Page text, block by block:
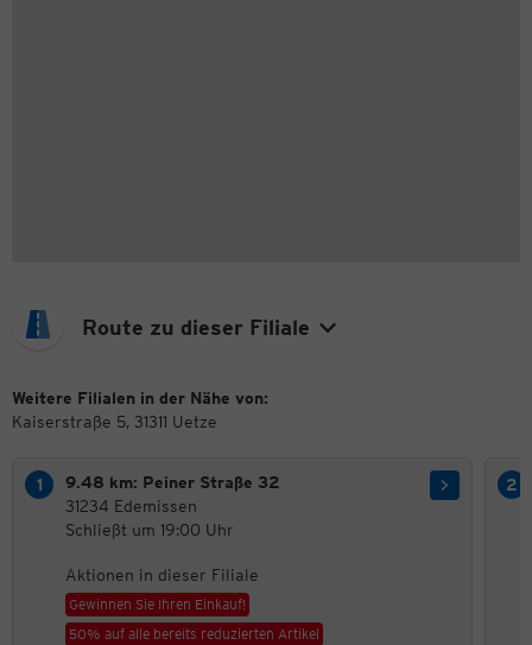
Route zu dieser Filiale
Weitere Filialen in der Nähe von:
Kaiserstraße 5, 31311 Uetze
9.48 km: Peiner Straße 32
31234 Edemissen
Schließt um 19:00 Uhr
Aktionen in dieser Filiale
Gewinnen Sie Ihren Einkauf!
50% auf alle bereits reduzierten Artikel